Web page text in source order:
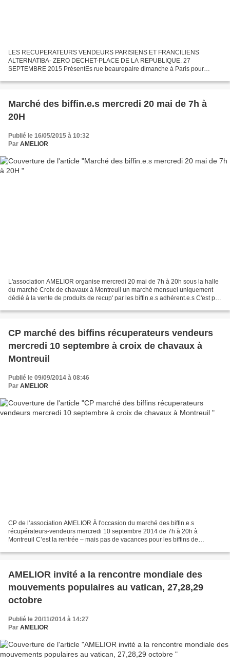
LES RECUPERATEURS VENDEURS PARISIENS ET FRANCILIENS
ALTERNATIBA- ZERO DECHET-PLACE DE LA REPUBLIQUE. 27
SEPTEMBRE 2015 PrésentEs rue beaurepaire dimanche à Paris pour
récuperateurs-vendeurs...
Marché des biffin.e.s mercredi 20 mai de 7h à
20H
Publié le 16/05/2015 à 10:32
Par AMELIOR
L'association AMELIOR organise mercredi 20 mai de 7h à 20h sous la halle
du marché Croix de chavaux à Montreuil un marché mensuel uniquement
dédié à la vente de produits de recup' par les biffin.e.s adhérent.e.s C'est par
CP marché des biffins récuperateurs vendeurs
mercredi 10 septembre à croix de chavaux à
Montreuil
Publié le 09/09/2014 à 08:46
Par AMELIOR
CP de l’association AMELIOR À l'occasion du marché des biffin.e.s
récupérateurs-vendeurs mercredi 10 septembre 2014 de 7h à 20h à
Montreuil C’est la rentrée – mais pas de vacances pour les biffins de
AMELIOR invité a la rencontre mondiale des
mouvements populaires au vatican, 27,28,29
octobre
Publié le 20/11/2014 à 14:27
Par AMELIOR